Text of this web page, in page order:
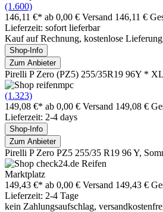
(1.600)
146,11 €* ab 0,00 € Versand 146,11 €
Lieferzeit: sofort lieferbar
Kauf auf Rechnung, kostenlose
Shop-Info
Zum Anbieter
Pirelli P Zero (PZ5) 255/35R19 96Y *
(1.323)
149,08 €* ab 0,00 € Versand 149,08 €
Lieferzeit: 2-4 days
Shop-Info
Zum Anbieter
Pirelli P Zero PZ5 255/35 R19 96 Y,
Marktplatz
149,43 €* ab 0,00 € Versand 149,43 €
Lieferzeit: 2-4 Tage
kein Zahlungsaufschlag,